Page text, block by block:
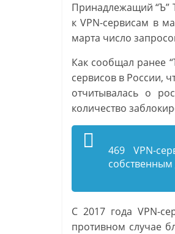
Принадлежащий “Ъ”
к VPN-сервисам в
марта число
Как сообщал ранее
сервисов в России,
отчитывалась о
количество
469 VPN-
С 2017 года VPN-
противном случае